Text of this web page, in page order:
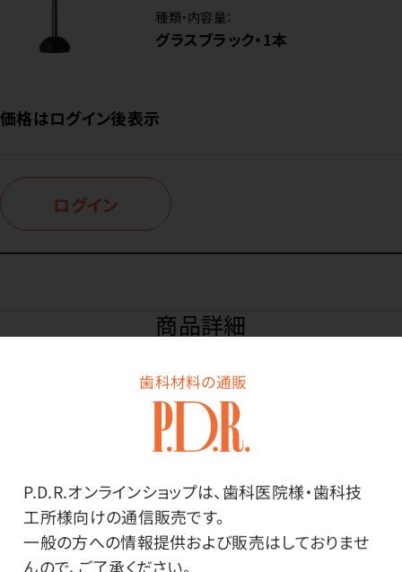
歯科材料の通販
P.D.R.オンラインショップは、歯科医院様・歯科技
工所様向けの通信販売です。
一般の方への情報提供および販売はしておりませ
んので、ご了承ください。
種類・内容量：
グラスブラック・1本
価格はログイン後表示
ログイン
商品詳細
い省スペースな台座付です。
ノック式。
インク色は黒です。